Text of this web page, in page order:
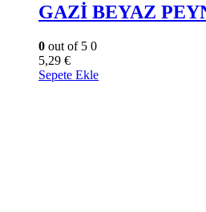
GAZİ BEYAZ
0 out of 5 0
5,29 €
Sepete Ekle